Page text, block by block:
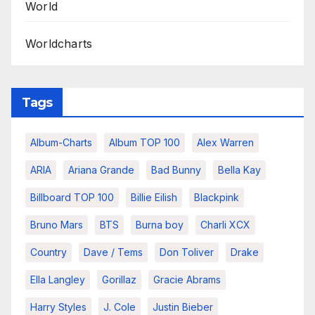
World
Worldcharts
Tags
Album-Charts Album TOP 100 Alex Warren
ARIA Ariana Grande Bad Bunny Bella Kay
Billboard TOP 100 Billie Eilish Blackpink
Bruno Mars BTS Burna boy Charli XCX
Country Dave / Tems Don Toliver Drake
Ella Langley Gorillaz Gracie Abrams
Harry Styles J. Cole Justin Bieber